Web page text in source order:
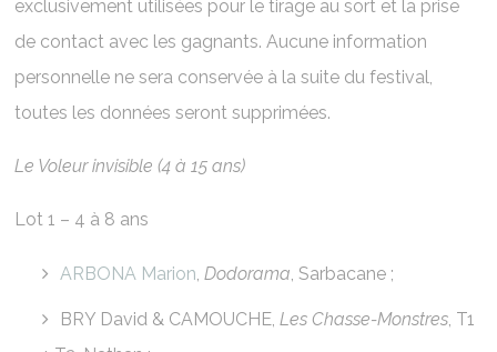
exclusivement utilisées pour le tirage au sort et la prise
de contact avec les gagnants. Aucune information
personnelle ne sera conservée à la suite du festival,
toutes les données seront supprimées.
Le Voleur invisible (4 à 15 ans)
Lot 1 – 4 à 8 ans
ARBONA Marion,Dodorama, Sarbacane ;
BRY David & CAMOUCHE,Les Chasse-Monstres, T1